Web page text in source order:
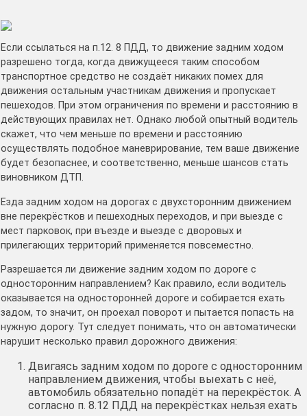
Если ссылаться на п.12. 8 ПДД, то движение задним ходом
разрешено тогда, когда движущееся таким способом
транспортное средство не создаёт никаких помех для
движения остальным участникам движения и пропускает
пешеходов. При этом ограничения по времени и расстоянию в
действующих правилах нет. Однако любой опытный водитель
скажет, что чем меньше по времени и расстоянию
осуществлять подобное маневрирование, тем ваше движение
будет безопаснее, и соответственно, меньше шансов стать
виновником ДТП.
Езда задним ходом на дорогах с двухсторонним движением
вне перекрёстков и пешеходных переходов, и при выезде с
мест парковок, при въезде и выезде с дворовых и
прилегающих территорий применяется повсеместно.
Разрешается ли движение задним ходом по дороге с
односторонним направлением? Как правило, если водитель
оказывается на односторонней дороге и собирается ехать
задом, то значит, он проехал поворот и пытается попасть на
нужную дорогу. Тут следует понимать, что он автоматически
нарушит несколько правил дорожного движения:
Двигаясь задним ходом по дороге с односторонним
направлением движения, чтобы выехать с неё,
автомобиль обязательно попадёт на перекрёсток. А
согласно п. 8.12 ПДД на перекрёстках нельзя ехать